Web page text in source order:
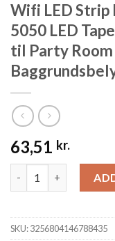
Wifi LED Strip
5050 LED
til Party
63,51 kr.
SKU:3256804146788435